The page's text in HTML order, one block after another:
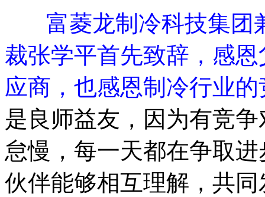
富菱龙制冷科技集团
裁张学平首先致辞，感
应商，也感恩制冷行业
是良师益友，因为有竞
怠慢，每一天都在争取
伙伴能够相互理解，共